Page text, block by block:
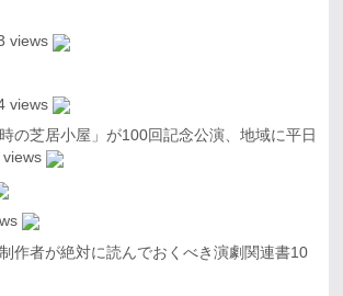
views
views
の芝居小屋」が100回記念公演、地域に平日
views
作者が絶対に読んでおくべき演劇関連書10